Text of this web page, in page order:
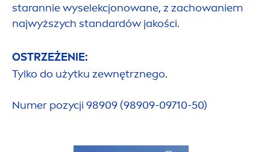
starannie wyselekcjonowane, z zachowaniem
najwyższych standardów jakości.
OSTRZEŻENIE:
Tylko do użytku zewnętrznego.
Numer pozycji 98909 (98909-09710-50)